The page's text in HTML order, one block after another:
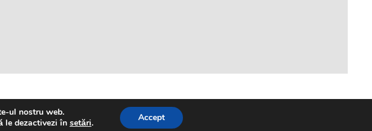
ul nostru web.
le dezactivezi în setări. Accept